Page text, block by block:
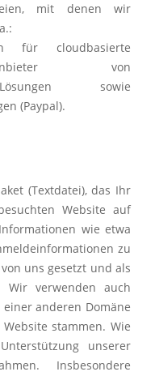
mit denen wir
für cloudbasierte
Anbieter von
Lösungen sowie
(Paypal).
(Textdatei), das Ihr
Website auf
wie etwa
zu
uns gesetzt und als
Wir verwenden auch
anderen Domäne
stammen. Wie
unserer
Insbesondere